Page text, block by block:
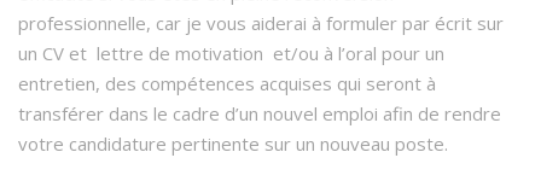
professionnelle, car je vous aiderai à formuler par écrit sur
un CV et lettre de motivation et/ou à l’oral pour un
entretien, des compétences acquises qui seront à
transférer dans le cadre d’un nouvel emploi afin de rendre
votre candidature pertinente sur un nouveau poste.